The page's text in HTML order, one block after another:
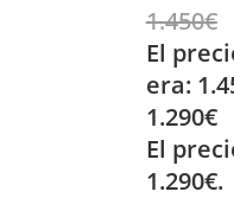
1.450€
El
era:
1.290€
El
1.290€.